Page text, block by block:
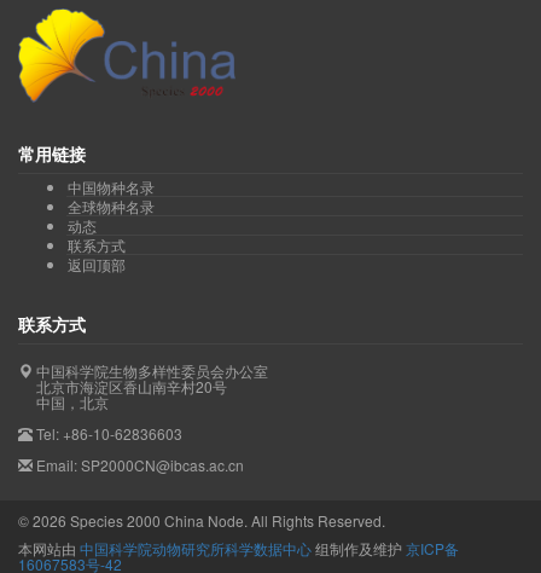
常用链接
中国物种名录
全球物种名录
动态
联系方式
返回顶部
联系方式
中国科学院生物多样性委员会办公室
北京市海淀区香山南辛村20号
中国，北京
Tel: +86-10-62836603
Email: SP2000CN@ibcas.ac.cn
©2026 Species 2000 China Node. All Rights Reserved.
本网站由 中国科学院动物研究所科学数据中心组制作及维护 京ICP备
16067583号-42